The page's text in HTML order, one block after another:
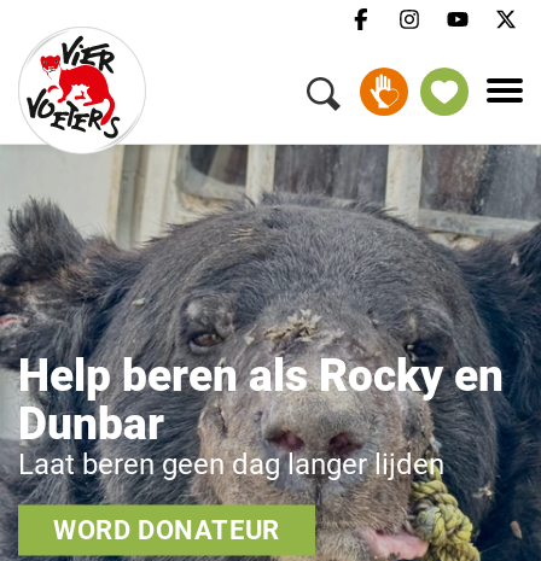
Help beren als Rocky en
Dunbar
Laat beren geen dag langer lijden
WORD DONATEUR